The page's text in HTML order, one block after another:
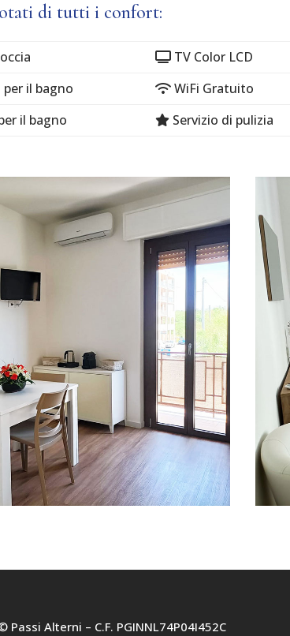
di tutti i confort:
TV Color LCD
il bagno
WiFi Gratuito
il bagno
Servizio di pulizia
Passi Alterni – C.F. PGINNL74P04I452C